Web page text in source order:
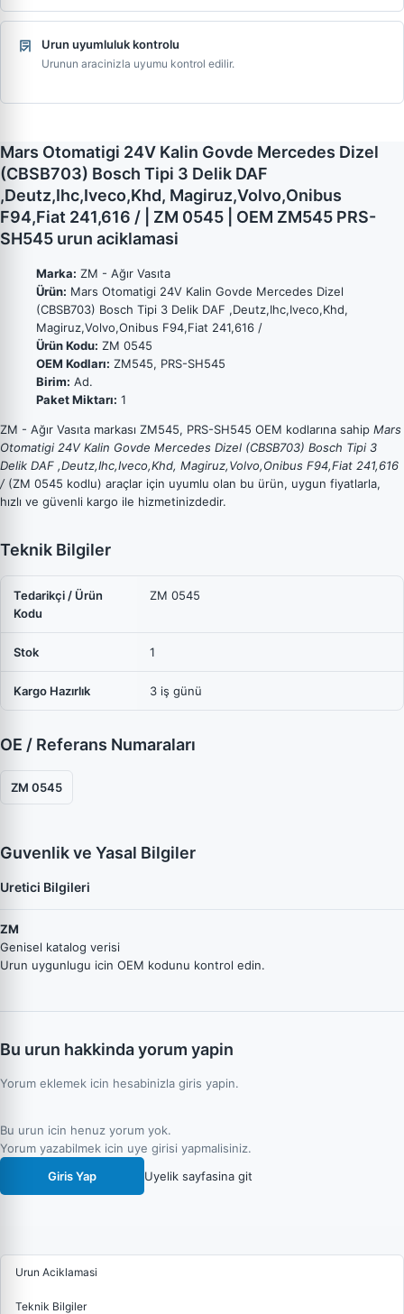
Urun uyumluluk kontrolu
Urunun aracinizla uyumu kontrol edilir.
Mars Otomatigi 24V Kalin Govde Mercedes Dizel
(CBSB703) Bosch Tipi 3 Delik DAF
,Deutz,Ihc,Iveco,Khd, Magiruz,Volvo,Onibus
F94,Fiat 241,616 / | ZM 0545 | OEM ZM545 PRS-
SH545 urun aciklamasi
Marka: ZM - Ağır Vasıta
Ürün: Mars Otomatigi 24V Kalin Govde Mercedes Dizel
(CBSB703) Bosch Tipi 3 Delik DAF ,Deutz,Ihc,Iveco,Khd,
Magiruz,Volvo,Onibus F94,Fiat 241,616 /
Ürün Kodu: ZM 0545
OEM Kodları: ZM545, PRS-SH545
Birim: Ad.
Paket Miktarı: 1
ZM - Ağır Vasıta markası ZM545, PRS-SH545 OEM kodlarına sahip Mars
Otomatigi 24V Kalin Govde Mercedes Dizel (CBSB703) Bosch Tipi 3
Delik DAF ,Deutz,Ihc,Iveco,Khd, Magiruz,Volvo,Onibus F94,Fiat 241,616
/(ZM 0545 kodlu) araçlar için uyumlu olan bu ürün, uygun fiyatlarla,
hızlı ve güvenli kargo ile hizmetinizdedir.
Teknik Bilgiler
Tedarikçi / Ürün
Kodu
ZM 0545
Stok 1
Kargo Hazırlık 3 iş günü
OE / Referans Numaraları
ZM 0545
Guvenlik ve Yasal Bilgiler
Uretici Bilgileri
ZM
Genisel katalog verisi
Urun uygunlugu icin OEM kodunu kontrol edin.
Bu urun hakkinda yorum yapin
Yorum eklemek icin hesabinizla giris yapin.
Bu urun icin henuz yorum yok.
Yorum yazabilmek icin uye girisi yapmalisiniz.
Giris Yap
Uyelik sayfasina git
Urun Aciklamasi
Teknik Bilgiler